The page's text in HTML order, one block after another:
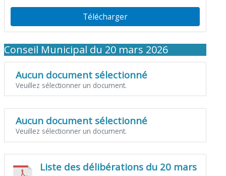
Télécharger
Conseil Municipal du 20 mars 2026
Aucun document sélectionné
Veuillez sélectionner un document.
Aucun document sélectionné
Veuillez sélectionner un document.
Liste des délibérations du 20 mars